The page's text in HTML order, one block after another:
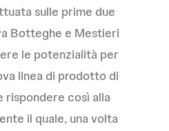
sulle prime due
Botteghe e Mestieri
le potenzialità per
linea di prodotto di
rispondere così alla
il quale, una volta